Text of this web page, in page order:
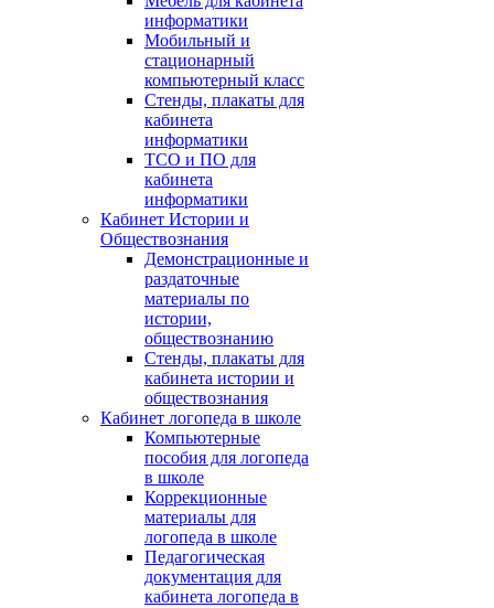
информатики
Мобильный и
стационарный
компьютерный класс
Стенды, плакаты для
кабинета
информатики
ТСО и ПО для
кабинета
информатики
Кабинет Истории и
Обществознания
Демонстрационные и
раздаточные
материалы по
истории,
обществознанию
Стенды, плакаты для
кабинета истории и
обществознания
Кабинет логопеда в школе
Компьютерные
пособия для логопеда
в школе
Коррекционные
материалы для
логопеда в школе
Педагогическая
документация для
кабинета логопеда в